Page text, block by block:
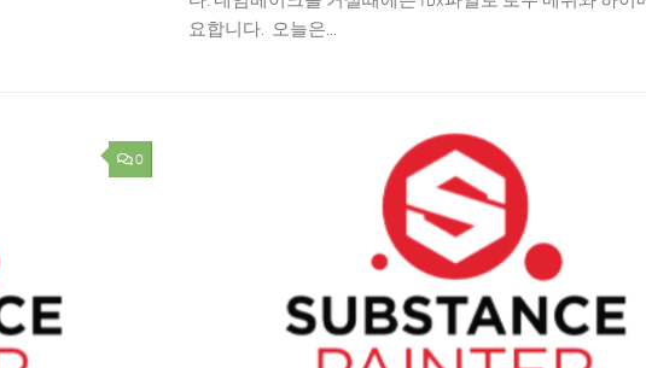
요합니다. 오늘은...
0